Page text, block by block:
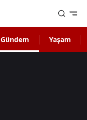
Gündem Yaşam